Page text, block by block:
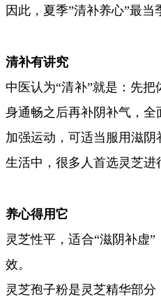
因此，夏季”清补养心”最当
清补有讲究
中医认为“清补”就是：先
身通畅之后再补阴补气，
加强运动，可适当服用滋阴
生活中，很多人首选灵芝进
养心得用它
灵芝性平，适合“滋阴补虚
效。
灵芝孢子粉是灵芝精华部分